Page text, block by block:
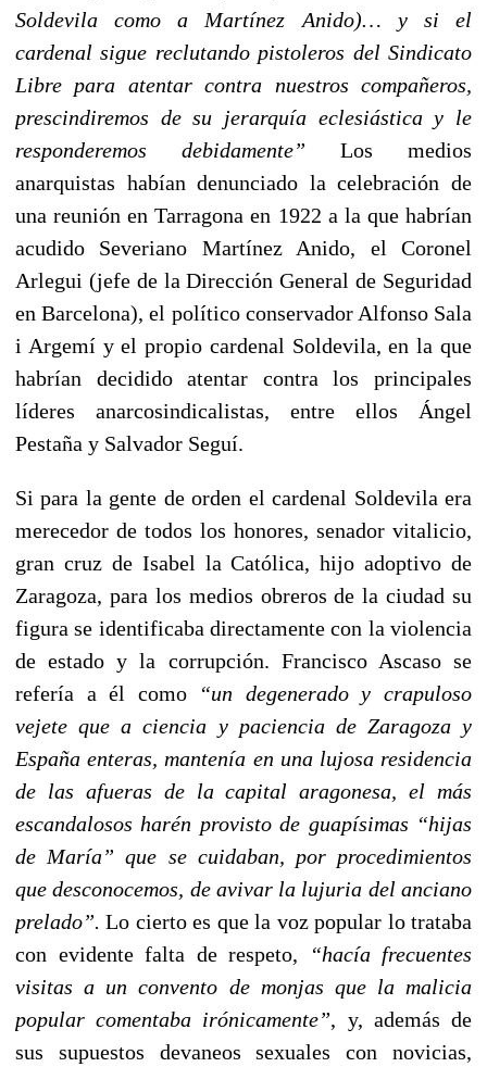
Soldevila como a Martínez Anido)… y si el
cardenal sigue reclutando pistoleros del Sindicato
Libre para atentar contra nuestros compañeros,
prescindiremos de su jerarquía eclesiástica y le
responderemos debidamente” Los medios
anarquistas habían denunciado la celebración de
una reunión en Tarragona en 1922 a la que habrían
acudido Severiano Martínez Anido, el Coronel
Arlegui (jefe de la Dirección General de Seguridad
en Barcelona), el político conservador Alfonso Sala
i Argemí y el propio cardenal Soldevila, en la que
habrían decidido atentar contra los principales
líderes anarcosindicalistas, entre ellos Ángel
Pestaña y Salvador Seguí.
Si para la gente de orden el cardenal Soldevila era
merecedor de todos los honores, senador vitalicio,
gran cruz de Isabel la Católica, hijo adoptivo de
Zaragoza, para los medios obreros de la ciudad su
figura se identificaba directamente con la violencia
de estado y la corrupción. Francisco Ascaso se
refería a él como
“un degenerado y crapuloso
vejete que a ciencia y paciencia de Zaragoza y
España enteras, mantenía en una lujosa residencia
de las afueras de la capital aragonesa, el más
escandalosos harén provisto de guapísimas “hijas
de María” que se cuidaban, por procedimientos
que desconocemos, de avivar la lujuria del anciano
prelado”.Lo cierto es que la voz popular lo trataba
con evidente falta de respeto,
“hacía frecuentes
visitas a un convento de monjas que la malicia
popular comentaba irónicamente”, y, además de
sus supuestos devaneos sexuales con novicias,